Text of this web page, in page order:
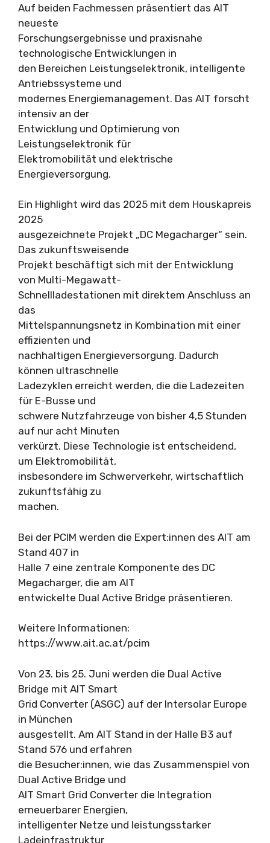
Auf beiden Fachmessen präsentiert das AIT
neueste
Forschungsergebnisse und praxisnahe
technologische Entwicklungen in
den Bereichen Leistungselektronik, intelligente
Antriebssysteme und
modernes Energiemanagement. Das AIT forscht
intensiv an der
Entwicklung und Optimierung von
Leistungselektronik für
Elektromobilität und elektrische
Energieversorgung.
Ein Highlight wird das 2025 mit dem Houskapreis
2025
ausgezeichnete Projekt „DC Megacharger“ sein.
Das zukunftsweisende
Projekt beschäftigt sich mit der Entwicklung
von Multi-Megawatt-
Schnellladestationen mit direktem Anschluss an
das
Mittelspannungsnetz in Kombination mit einer
effizienten und
nachhaltigen Energieversorgung. Dadurch
können ultraschnelle
Ladezyklen erreicht werden, die die Ladezeiten
für E-Busse und
schwere Nutzfahrzeuge von bisher 4,5 Stunden
auf nur acht Minuten
verkürzt. Diese Technologie ist entscheidend,
um Elektromobilität,
insbesondere im Schwerverkehr, wirtschaftlich
zukunftsfähig zu
machen.
Bei der PCIM werden die Expert:innen des AIT am
Stand 407 in
Halle 7 eine zentrale Komponente des DC
Megacharger, die am AIT
entwickelte Dual Active Bridge präsentieren.
Weitere Informationen:
https://www.ait.ac.at/pcim
Von 23. bis 25. Juni werden die Dual Active
Bridge mit AIT Smart
Grid Converter (ASGC) auf der Intersolar Europe
in München
ausgestellt. Am AIT Stand in der Halle B3 auf
Stand 576 und erfahren
die Besucher:innen, wie das Zusammenspiel von
Dual Active Bridge und
AIT Smart Grid Converter die Integration
erneuerbarer Energien,
intelligenter Netze und leistungsstarker
Ladeinfrastruktur